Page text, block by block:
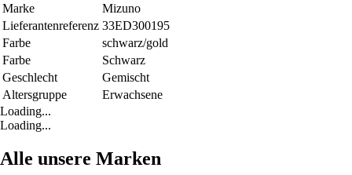
Marke
Mizuno
Lieferantenreferenz 33ED300195
Farbe
schwarz/gold
Farbe
Schwarz
Geschlecht
Gemischt
Altersgruppe
Erwachsene
Loading...
Loading...
Alle unsere Marken